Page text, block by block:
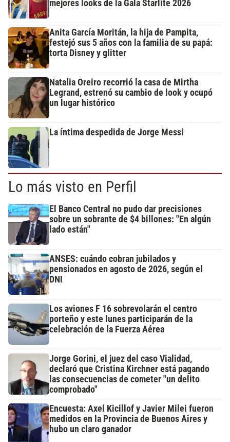
mejores looks de la Gala Starlite 2026
Anita García Moritán, la hija de Pampita,
festejó sus 5 años con la familia de su papá:
torta Disney y glitter
Natalia Oreiro recorrió la casa de Mirtha
Legrand, estrenó su cambio de look y ocupó
un lugar histórico
La íntima despedida de Jorge Messi
Lo más visto en Perfil
El Banco Central no pudo dar precisiones
sobre un sobrante de $4 billones: "En algún
lado están"
ANSES: cuándo cobran jubilados y
pensionados en agosto de 2026, según el
DNI
Los aviones F 16 sobrevolarán el centro
porteño y este lunes participarán de la
celebración de la Fuerza Aérea
Jorge Gorini, el juez del caso Vialidad,
declaró que Cristina Kirchner está pagando
las consecuencias de cometer "un delito
comprobado"
Encuesta: Axel Kicillof y Javier Milei fueron
medidos en la Provincia de Buenos Aires y
hubo un claro ganador